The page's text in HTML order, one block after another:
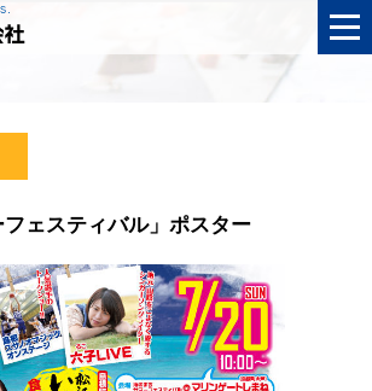
ェスティバル」ポスター